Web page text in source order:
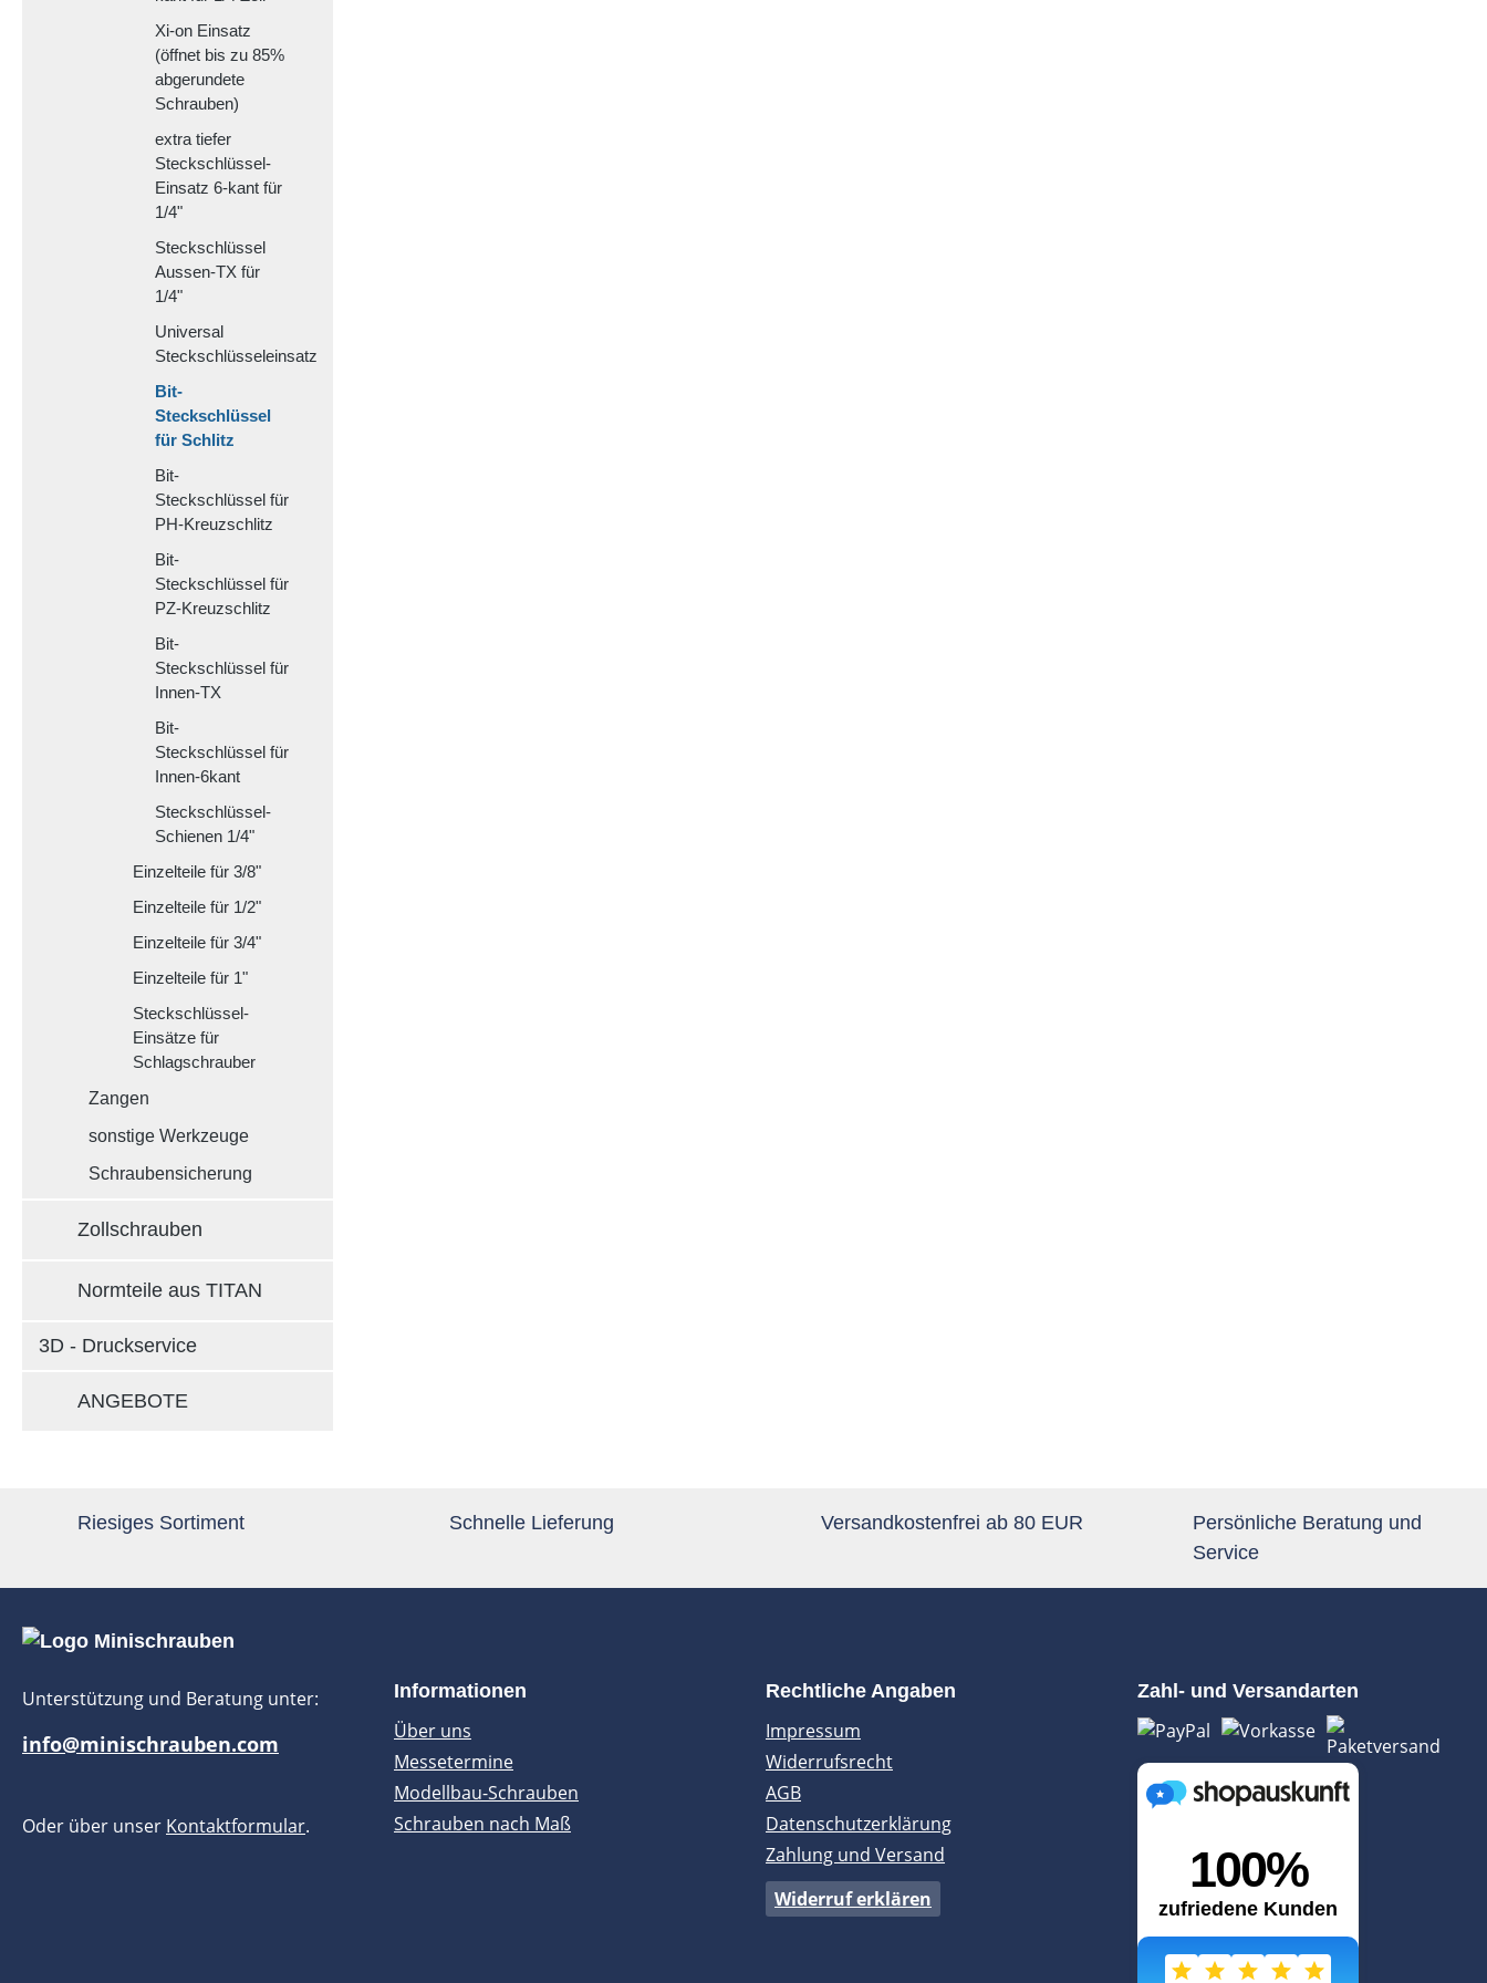
Xi-on Einsatz
(öffnet bis zu 85%
abgerundete
Schrauben)
extra tiefer
Steckschlüssel-
Einsatz 6-kant für
1/4"
Steckschlüssel
Aussen-TX für
1/4"
Universal
Steckschlüsseleinsatz
Bit-
Steckschlüssel
für Schlitz
Bit-
Steckschlüssel für
PH-Kreuzschlitz
Bit-
Steckschlüssel für
PZ-Kreuzschlitz
Bit-
Steckschlüssel für
Innen-TX
Bit-
Steckschlüssel für
Innen-6kant
Steckschlüssel-
Schienen 1/4"
Einzelteile für 3/8"
Einzelteile für 1/2"
Einzelteile für 3/4"
Einzelteile für 1"
Steckschlüssel-
Einsätze für
Schlagschrauber
Zangen
sonstige Werkzeuge
Schraubensicherung
Zollschrauben
Normteile aus TITAN
3D - Druckservice
ANGEBOTE
Riesiges Sortiment Schnelle Lieferung Versandkostenfrei ab 80 EUR
Persönliche Beratung und
Service
Unterstützung und Beratung unter:
info@minischrauben.com
Oder über unser Kontaktformular.
Informationen
Über uns
Messetermine
Modellbau-Schrauben
Schrauben nach Maß
Rechtliche Angaben
Impressum
Widerrufsrecht
AGB
Datenschutzerklärung
Zahlung und Versand
Widerruf erklären
Zahl- und Versandarten